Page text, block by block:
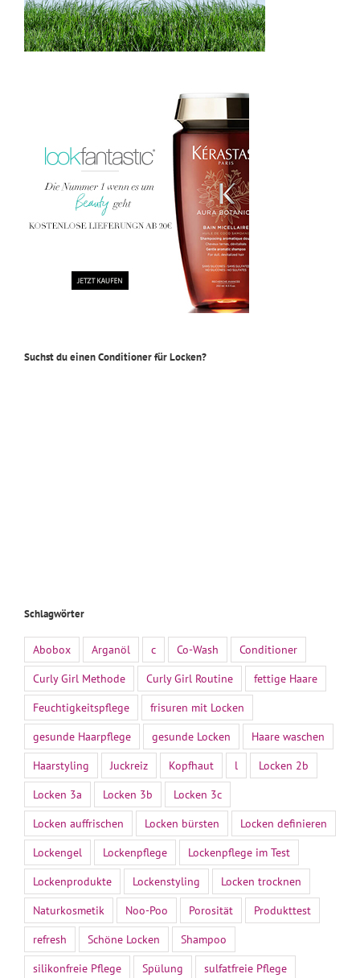
Suchst du einen Conditioner für Locken?
Schlagwörter
Abobox Arganöl c Co-Wash
Conditioner
Curly Girl Methode
Curly Girl Routine
fettige Haare
Feuchtigkeitspflege
frisuren mit Locken
gesunde Haarpflege
gesunde Locken
Haare waschen
Haarstyling
Juckreiz Kopfhaut l
Locken 2b
Locken 3a
Locken 3b
Locken 3c
Locken auffrischen
Locken bürsten
Locken definieren
Lockengel
Lockenpflege
Lockenpflege im Test
Lockenprodukte
Lockenstyling
Locken trocknen
Naturkosmetik
Noo-Poo Porosität
Produkttest
refresh
Schöne Locken
Shampoo
silikonfreie Pflege
Spülung
sulfatfreie Pflege